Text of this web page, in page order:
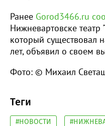
Ранее Gorod3466.ru
Нижневартовске
который существовал
лет, объявил о своем
Фото: © Михаил
Теги
#НОВОСТИ